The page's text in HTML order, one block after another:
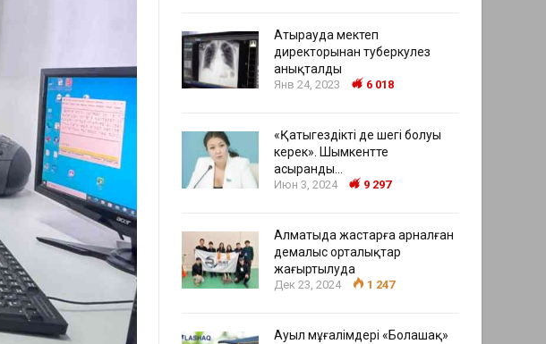
Атырауда мектеп
директорынан туберкулез
анықталды
Янв 24, 2023 6 018
«Қатыгездіктің де шегі болуы
керек». Шымкентте
асыранды…
Июн 3, 2024 9 297
Алматыда жастарға арналған
демалыс орталықтар
жаңғыртылуда
Дек 23, 2024 1 247
Ауыл мұғалімдері «Болашақ»